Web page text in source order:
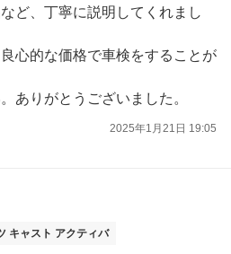
ど、丁寧に説明してくれまし
心的な価格で車検をすることが
ありがとうございました。
2025年1月21日 19:05
キャスト アクティバ